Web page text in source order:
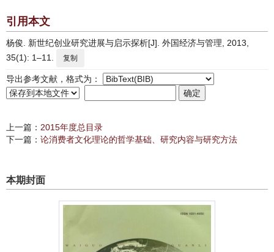
引用本文
杨俊. 新世纪创业研究进展与启示探析[J]. 外国经济与管理, 2013,
35(1): 1–11.
复制
导出参考文献，格式为：
上一篇： 2015年度总目录
下一篇： 论消费者文化理论的哲学基础、研究内容与研究方法
本期封面